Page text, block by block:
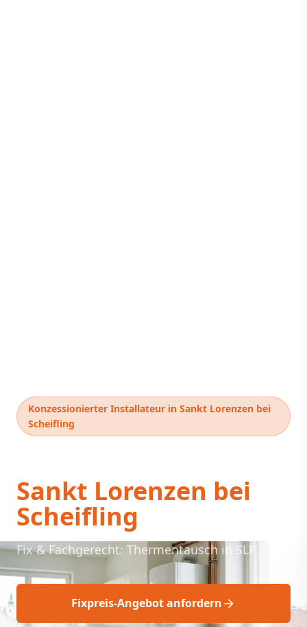
Konzessionierter Installateur in Sankt Lorenzen bei
Scheifling
Sankt Lorenzen bei
Scheifling
Fix & Fachgerecht: Thermentausch in SLP
Fixpreis-Angebot anfordern